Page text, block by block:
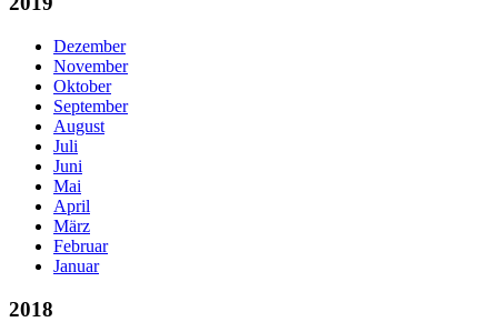
Dezember
November
Oktober
September
August
Juli
Juni
Mai
April
März
Februar
Januar
2018